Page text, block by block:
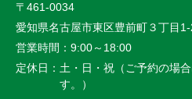
〒461-0034
愛知県名古屋市東区豊前町３丁目1-
営業時間： 9:00～18:00
定休日： 土・日・祝（ご予約の場
す。）